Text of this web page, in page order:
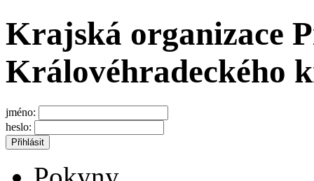
Krajská organizace
Královéhradeckého
jméno:
heslo: